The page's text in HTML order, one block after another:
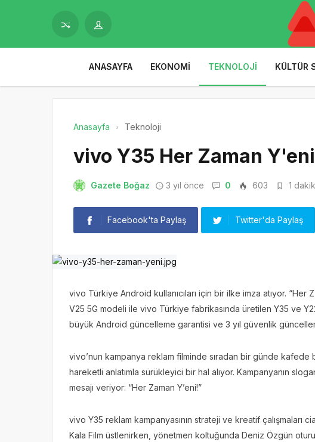
ANASAYFA EKONOMI TEKNOLOJI KÜLTÜR
Anasayfa Teknoloji
vivo Y35 Her Zaman Y'eni
Gazete Boğaz 3 yıl önce 0 603 1
Facebook'ta Paylaş Twitter'da Paylaş
vivo Türkiye Android kullanıcıları için bir ilke imza atıyor. “Her
V25 5G modeli ile vivo Türkiye fabrikasında üretilen Y35 ve
büyük Android güncelleme garantisi ve 3 yıl güvenlik
vivo’nun kampanya reklam filminde sıradan bir günde
hareketli anlatımla sürükleyici bir hal alıyor. Kampanyanın
mesajı veriyor: “Her Zaman Y’eni!”
vivo Y35 reklam kampanyasının strateji ve kreatif çalışmaları
Kala Film üstlenirken, yönetmen koltuğunda Deniz Özgün